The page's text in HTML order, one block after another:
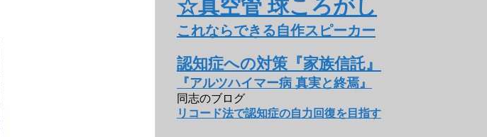
☆真空管 球ころがし
これならできる自作スピーカー
認知症への対策『家族信託』
『アルツハイマー病 真実と終焉』
同志のブログ
リコード法で認知症の自力回復を目指す